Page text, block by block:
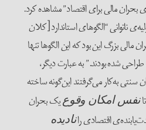
بحران مالی برای اقتصاد” مشاهده کرد.
ناتوانی “الگوهای استاندارد [کلان
بزرگ این بود که این الگوها تنها
شده بودند.‌” به عبارت دیگر،
سنتی به‌کار می‌گرفتند این‌گونه ساخته
نفس امکان وقوعیک بحران
اقتصادی رانادیده